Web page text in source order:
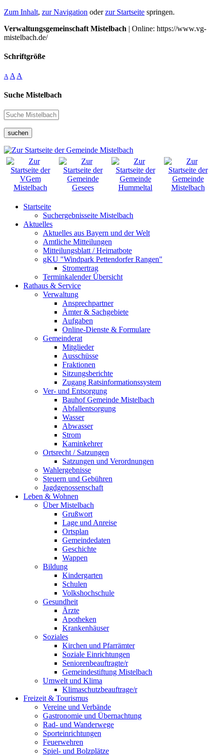
Zum Inhalt, zur Navigation oderzur Startseite springen.
Verwaltungsgemeinschaft Mistelbach | Online: https://www.vg-
mistelbach.de/
Schriftgröße
A A A
Suche Mistelbach
suchen
Startseite
Suchergebnisseite Mistelbach
Aktuelles
Aktuelles aus Bayern und der Welt
Amtliche Mitteilungen
Mitteilungsblatt / Heimatbote
gKU "Windpark Pettendorfer Rangen"
Stromertrag
Terminkalender Übersicht
Rathaus & Service
Verwaltung
Ansprechpartner
Ämter & Sachgebiete
Aufgaben
Online-Dienste & Formulare
Gemeinderat
Mitglieder
Ausschüsse
Fraktionen
Sitzungsberichte
Zugang Ratsinformationssystem
Ver- und Entsorgung
Bauhof Gemeinde Mistelbach
Abfallentsorgung
Wasser
Abwasser
Strom
Kaminkehrer
Ortsrecht / Satzungen
Satzungen und Verordnungen
Wahlergebnisse
Steuern und Gebühren
Jagdgenossenschaft
Leben & Wohnen
Über Mistelbach
Grußwort
Lage und Anreise
Ortsplan
Gemeindedaten
Geschichte
Wappen
Bildung
Kindergarten
Schulen
Volkshochschule
Gesundheit
Ärzte
Apotheken
Krankenhäuser
Soziales
Kirchen und Pfarrämter
Soziale Einrichtungen
Seniorenbeauftragte/r
Gemeindestiftung Mistelbach
Umwelt und Klima
Klimaschutzbeauftrage/r
Freizeit & Tourismus
Vereine und Verbände
Gastronomie und Übernachtung
Rad- und Wanderwege
Sporteinrichtungen
Feuerwehren
Spiel- und Bolzplätze